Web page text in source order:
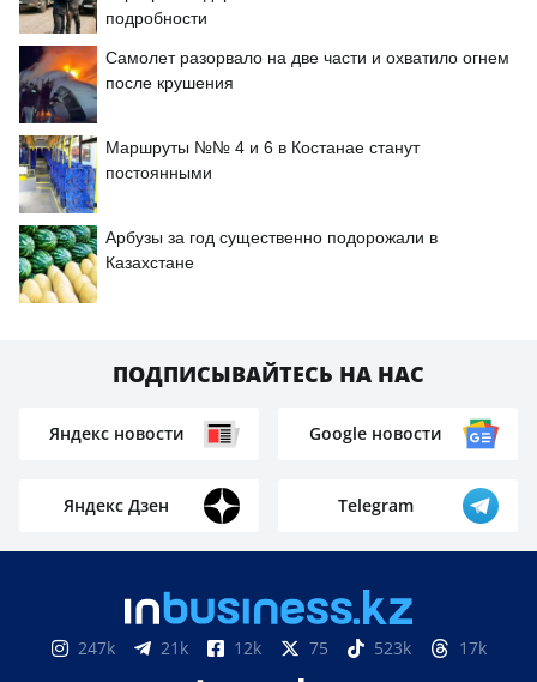
подробности
Самолет разорвало на две части и охватило огнем
после крушения
Маршруты №№ 4 и 6 в Костанае станут
постоянными
Арбузы за год существенно подорожали в
Казахстане
ПОДПИСЫВАЙТЕСЬ НА НАС
Яндекс новости Google новости
Яндекс Дзен Telegram
247k 21k 12k 75 523k 17k